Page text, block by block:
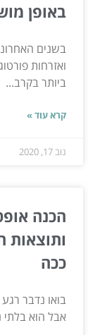
באופן
בשנים
ואזרחות
ביותר בקרב...
קרא עוד »
נוב 17, 2020
הכנה
ותוצאות
ככה
בואו נדבר
אבל הוא בלתי